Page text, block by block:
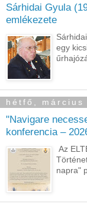
Sárhidai Gyula
emlékezete
egy
hétfő, március
"Navigare
konferencia –
Az
napra"